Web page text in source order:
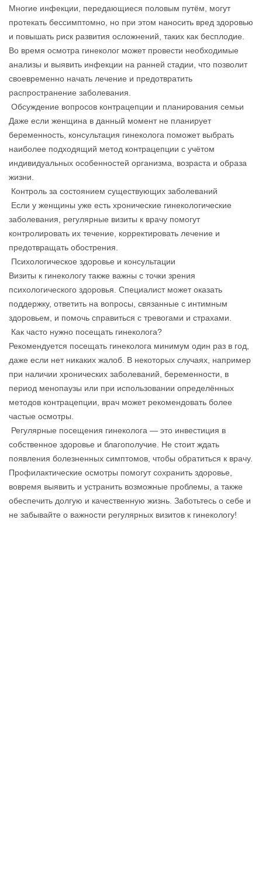
Многие инфекции, передающиеся половым путём, могут
протекать бессимптомно, но при этом наносить вред здоровью
и повышать риск развития осложнений, таких как бесплодие.
Во время осмотра гинеколог может провести необходимые
анализы и выявить инфекции на ранней стадии, что позволит
своевременно начать лечение и предотвратить
распространение заболевания.
Обсуждение вопросов контрацепции и планирования семьи
Даже если женщина в данный момент не планирует
беременность, консультация гинеколога поможет выбрать
наиболее подходящий метод контрацепции с учётом
индивидуальных особенностей организма, возраста и образа
жизни.
Контроль за состоянием существующих заболеваний
Если у женщины уже есть хронические гинекологические
заболевания, регулярные визиты к врачу помогут
контролировать их течение, корректировать лечение и
предотвращать обострения.
Психологическое здоровье и консультации
Визиты к гинекологу также важны с точки зрения
психологического здоровья. Специалист может оказать
поддержку, ответить на вопросы, связанные с интимным
здоровьем, и помочь справиться с тревогами и страхами.
Как часто нужно посещать гинеколога?
Рекомендуется посещать гинеколога минимум один раз в год,
даже если нет никаких жалоб. В некоторых случаях, например
при наличии хронических заболеваний, беременности, в
период менопаузы или при использовании определённых
методов контрацепции, врач может рекомендовать более
частые осмотры.
Регулярные посещения гинеколога — это инвестиция в
собственное здоровье и благополучие. Не стоит ждать
появления болезненных симптомов, чтобы обратиться к врачу.
Профилактические осмотры помогут сохранить здоровье,
вовремя выявить и устранить возможные проблемы, а также
обеспечить долгую и качественную жизнь. Заботьтесь о себе и
не забывайте о важности регулярных визитов к гинекологу!